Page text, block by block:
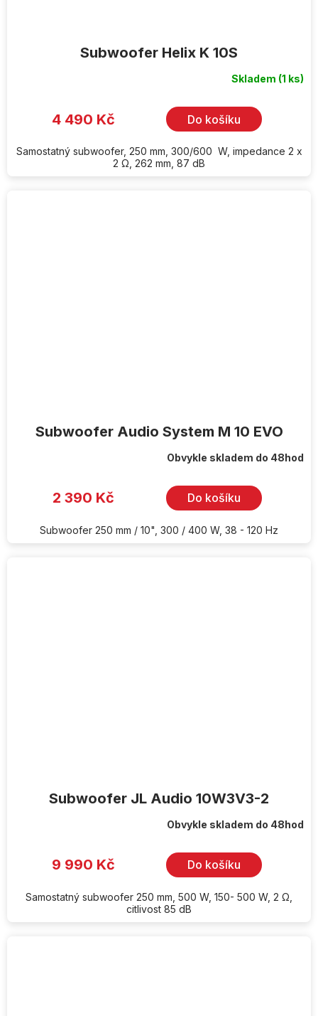
Subwoofer Helix K 10S
Skladem (1 ks)
4 490 Kč Do košíku
Samostatný subwoofer, 250 mm, 300/600 W, impedance 2 x
2 Ω, 262 mm, 87 dB
Subwoofer Audio System M 10 EVO
Obvykle skladem do 48hod
2 390 Kč Do košíku
Subwoofer 250 mm / 10", 300 / 400 W, 38 - 120 Hz
Subwoofer JL Audio 10W3V3-2
Obvykle skladem do 48hod
9 990 Kč Do košíku
Samostatný subwoofer 250 mm, 500 W, 150- 500 W, 2 Ω,
citlivost 85 dB